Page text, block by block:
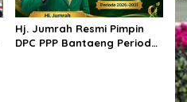
Hj. Jumrah Resmi Pimpin
DPC PPP Bantaeng Periode